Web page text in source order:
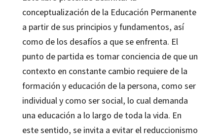
conceptualización de la Educación Permanente
a partir de sus principios y fundamentos, así
como de los desafíos a que se enfrenta. El
punto de partida es tomar conciencia de que un
contexto en constante cambio requiere de la
formación y educación de la persona, como ser
individual y como ser social, lo cual demanda
una educación a lo largo de toda la vida. En
este sentido, se invita a evitar el reduccionismo